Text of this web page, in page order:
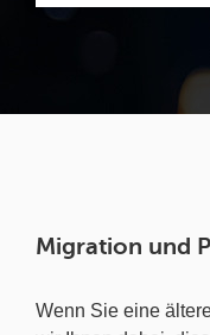
Migration und
Wenn Sie eine